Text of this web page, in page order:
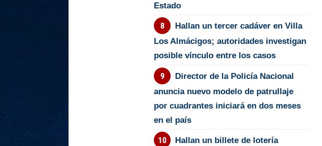
Estado
Hallan un tercer cadáver en Villa
Los Almácigos; autoridades investigan
posible vínculo entre los casos
Director de la Policía Nacional
anuncia nuevo modelo de patrullaje
por cuadrantes iniciará en dos meses
en el país
Hallan un billete de lotería